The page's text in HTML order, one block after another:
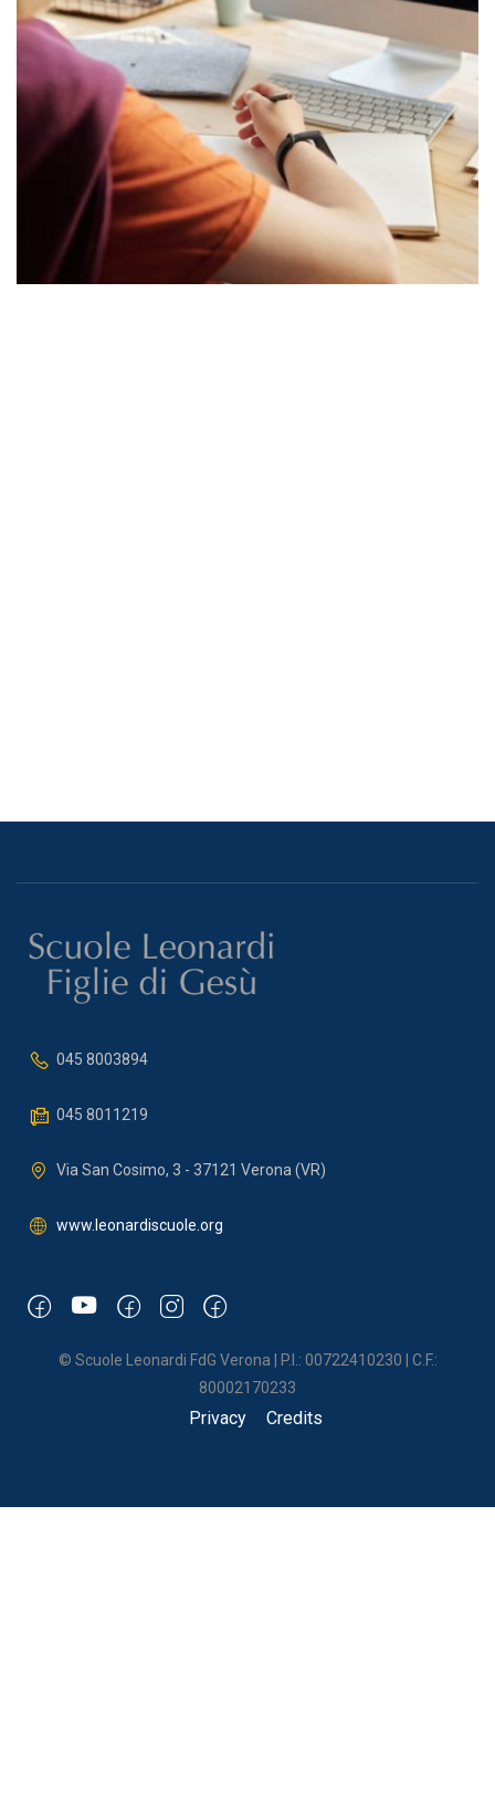
045 8003894
045 8011219
Via San Cosimo, 3 - 37121 Verona (VR)
www.leonardiscuole.org
© Scuole Leonardi FdG Verona | P.I.: 00722410230 | C.F.:
80002170233
Privacy Credits